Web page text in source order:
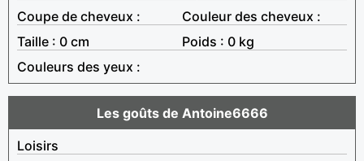
Coupe de cheveux :
Couleur des cheveux :
Taille : 0 cm
Poids : 0 kg
Couleurs des yeux :
Les goûts de Antoine6666
Loisirs